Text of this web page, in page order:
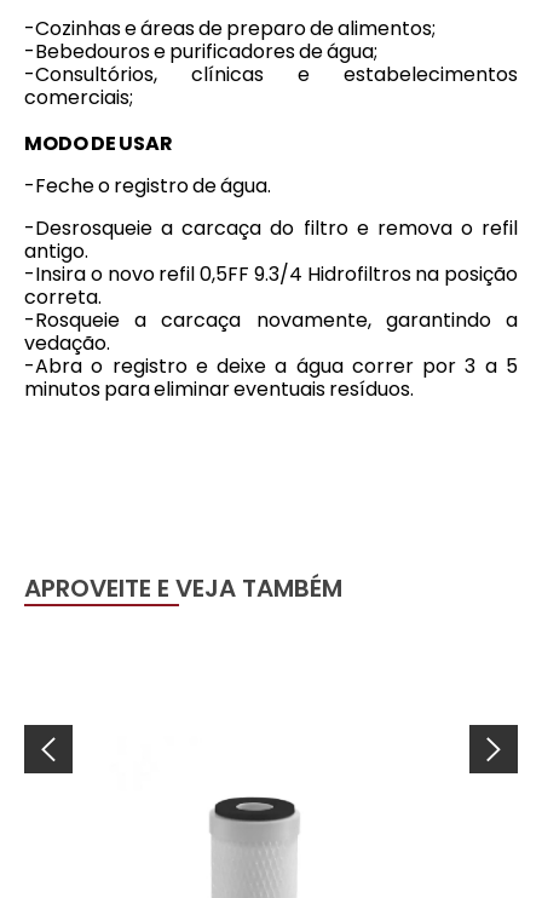
-Cozinhas e áreas de preparo de alimentos;
-Bebedouros e purificadores de água;
-Consultórios, clínicas e estabelecimentos
comerciais;
MODO DE USAR
-Feche o registro de água.
-Desrosqueie a carcaça do filtro e remova o refil
antigo.
-Insira o novo refil 0,5FF 9.3/4 Hidrofiltros na posição
correta.
-Rosqueie a carcaça novamente, garantindo a
vedação.
-Abra o registro e deixe a água correr por 3 a 5
minutos para eliminar eventuais resíduos.
APROVEITE E VEJA TAMBÉM